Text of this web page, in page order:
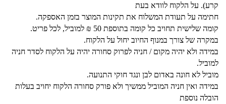
קרע). על הלקוח לוודא בעת
חתימה על תעודת המשלוח את תקינות המוצר בזמן האספקה.
קומה שלישית תחויב כל קומה בתוספת 50 ₪ למוביל, לכל פריט.
במקרה של צורך במנוף החיוב יחול על הלקוח.
במידה ולא יהיה מקום / חניה לפרוק סחורה יהיה על הלקוח לסדר חניה
למוביל.
מוביל לא חונה באדום לבן ונגד חוקי התנועה.
במידה ואין חניה המוביל ממשיך ולא פורק סחורה הלקוח יחויב בעלות
הובלה נוספת